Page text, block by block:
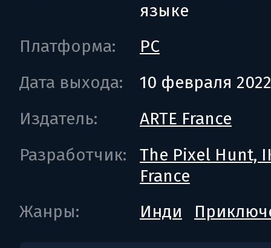
языке
Платформа:
PC
Дата выхода:
10 февраля 2022
Издатель:
ARTE France
Разработчик:
The Pixel Hunt,
France
Жанры:
Инди